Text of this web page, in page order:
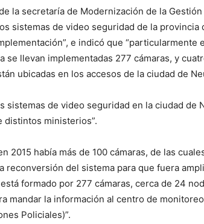
la secretaría de Modernización de la
sistemas de video seguridad de la provincia
e indicó que “particularmente
se llevan implementadas 277 cámaras, y
ubicadas en los accesos de la ciudad de
sistemas de video seguridad en la ciudad de
distintos ministerios”.
2015 había más de 100 cámaras, de las
reconversión del sistema para que fuera
formado por 277 cámaras, cerca de 24
mandar la información al centro de
Policiales)”.